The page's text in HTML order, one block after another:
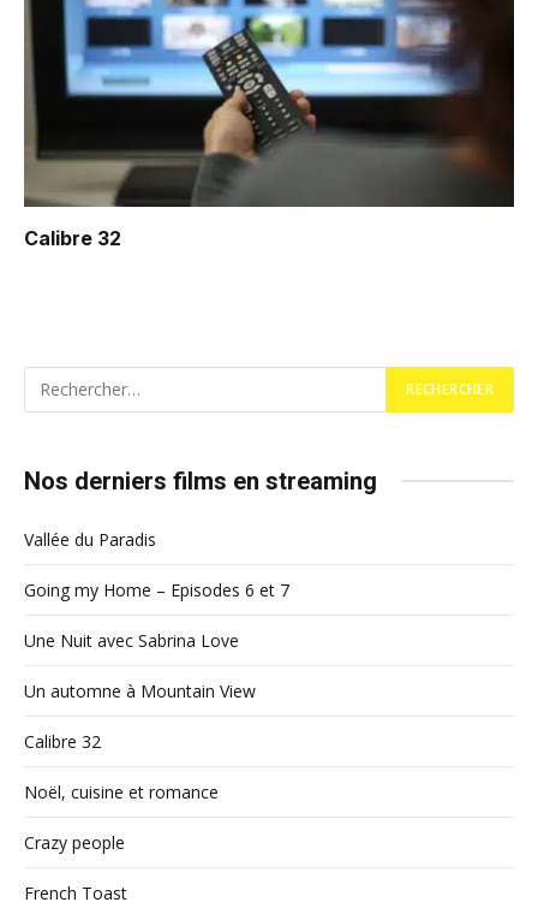
Calibre 32
Nos derniers films en streaming
Vallée du Paradis
Going my Home – Episodes 6 et 7
Une Nuit avec Sabrina Love
Un automne à Mountain View
Calibre 32
Noël, cuisine et romance
Crazy people
French Toast